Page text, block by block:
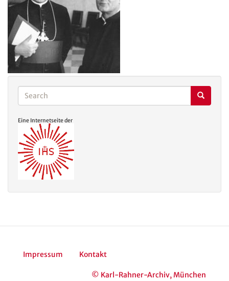
Search
Search Search
Eine Internetseite der
Impressum Kontakt
© Karl-Rahner-Archiv, München